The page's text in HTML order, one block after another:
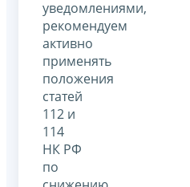
уведомлениями,
рекомендуем
активно
применять
положения
статей
112 и
114
НК РФ
по